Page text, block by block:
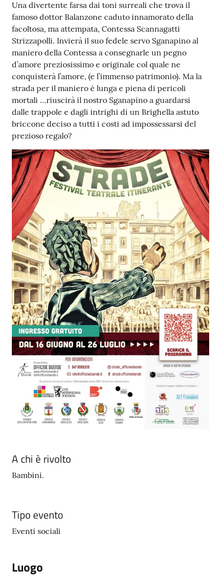
Una divertente farsa dai toni surreali che trova il
famoso dottor Balanzone caduto innamorato della
facoltosa, ma attempata, Contessa Scannagatti
Strizzapolli. Invierà il suo fedele servo Sganapino al
maniero della Contessa a consegnarle un pegno
d’amore preziosissimo e originale col quale ne
conquisterà l’amore, (e l’immenso patrimonio). Ma la
strada per il maniero è lunga e piena di pericoli
mortali …riuscirà il nostro Sganapino a guardarsi
dalle trappole e dagli intrighi di un Brighella astuto
briccone deciso a tutti i costi ad impossessarsi del
prezioso regalo?
A chi è rivolto
Bambini.
Tipo evento
Eventi sociali
Luogo